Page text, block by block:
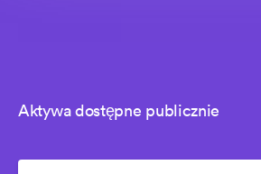
Aktywa dostępne publicznie